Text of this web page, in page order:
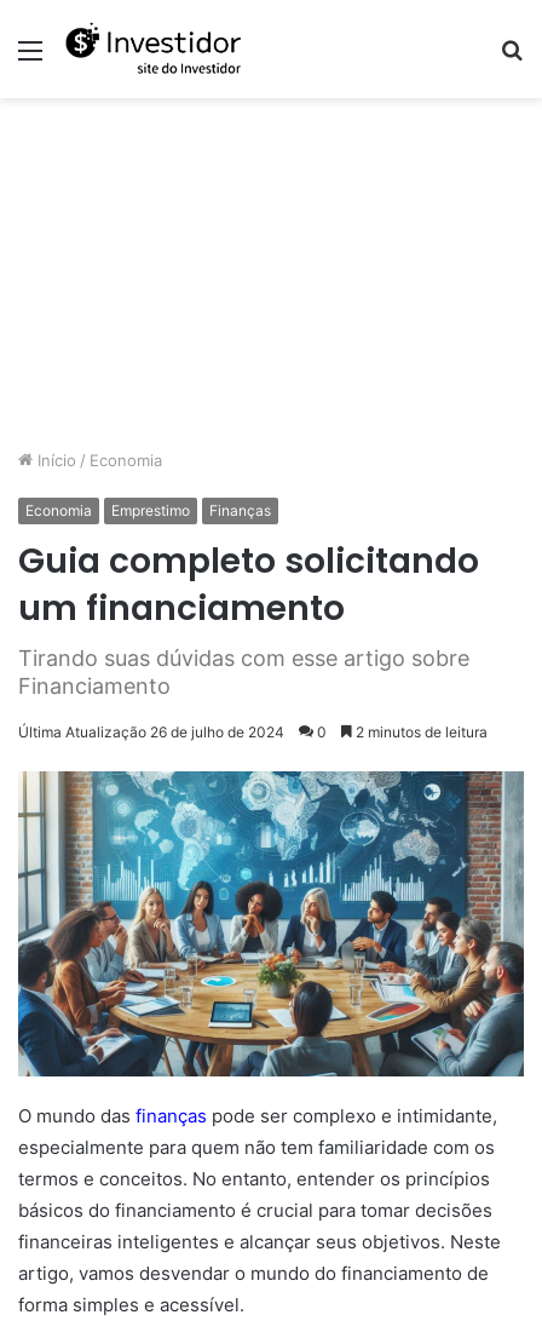
Menu
Início / Economia
Economia Emprestimo Finanças
Guia completo solicitando
um financiamento
Tirando suas dúvidas com esse artigo sobre
Financiamento
Última Atualização 26 de julho de 2024 0 2 minutos de leitura
O mundo das finanças pode ser complexo e intimidante,
especialmente para quem não tem familiaridade com os
termos e conceitos. No entanto, entender os princípios
básicos do financiamento é crucial para tomar decisões
financeiras inteligentes e alcançar seus objetivos. Neste
artigo, vamos desvendar o mundo do financiamento de
forma simples e acessível.